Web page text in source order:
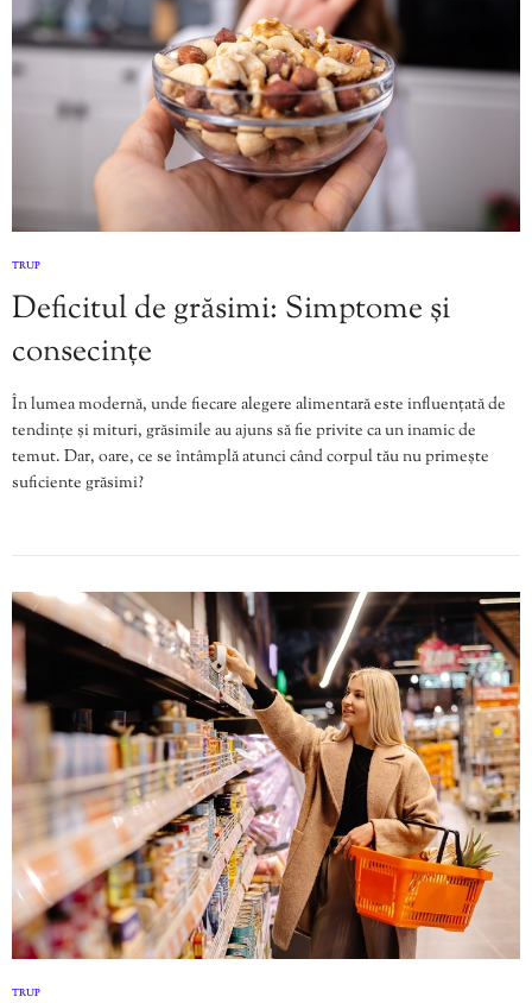
TRUP
Deficitul de grăsimi: Simptome și
consecințe
În lumea modernă, unde fiecare alegere alimentară este influențată de
tendințe și mituri, grăsimile au ajuns să fie privite ca un inamic de
temut. Dar, oare, ce se întâmplă atunci când corpul tău nu primește
suficiente grăsimi?
TRUP